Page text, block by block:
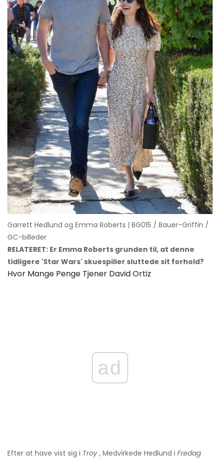
Garrett Hedlund og Emma Roberts | BG015 / Bauer-Griffin /
GC-billeder
RELATERET: Er Emma Roberts grunden til, at denne
tidligere 'Star Wars' skuespiller sluttede sit forhold?
Hvor Mange Penge Tjener David Ortiz
ad
Efter at have vist sig i Troy , Medvirkede Hedlund i Fredag ​​